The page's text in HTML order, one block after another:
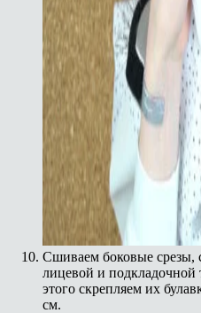
Сшиваем боковые
лицевой и подкладочной
этого скрепляем их
см.